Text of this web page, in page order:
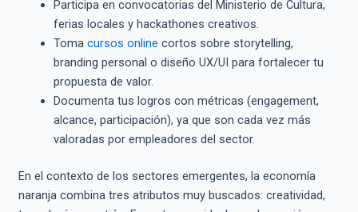
Participa en convocatorias del Ministerio de Cultura,
ferias locales y hackathones creativos.
Toma cursos online cortos sobre storytelling,
branding personal o diseño UX/UI para fortalecer tu
propuesta de valor.
Documenta tus logros con métricas (engagement,
alcance, participación), ya que son cada vez más
valoradas por empleadores del sector.
En el contexto de los sectores emergentes, la economía
naranja combina tres atributos muy buscados: creatividad,